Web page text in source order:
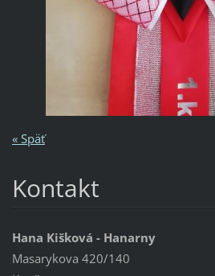
« Späť
Kontakt
Hana Kišková - Hanarny
Masarykova 420/140